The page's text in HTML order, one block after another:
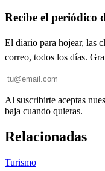
Recibe el periódico
El diario para hojear, las
correo, todos los días.
Al suscribirte aceptas
baja cuando quieras.
Relacionadas
Turismo